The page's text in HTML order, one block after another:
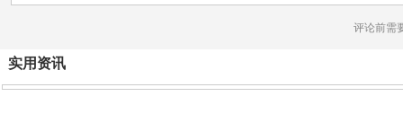
评论前需
实用资讯